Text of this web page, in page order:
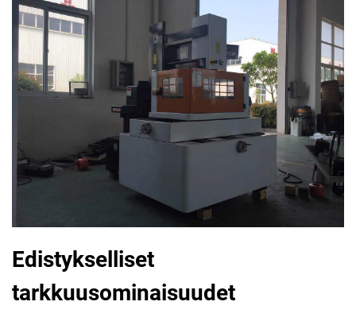
Edistykselliset
tarkkuusominaisuudet